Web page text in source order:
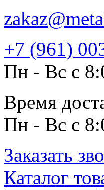
+7 (961)
Пн - Вс с
Время
Пн - Вс с
Заказать
Каталог